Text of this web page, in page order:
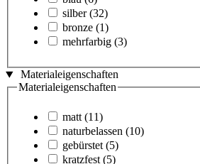
silber (32)
bronze (1)
mehrfarbig (3)
Materialeigenschaften
Materialeigenschaften
matt (11)
naturbelassen (10)
gebürstet (5)
kratzfest (5)